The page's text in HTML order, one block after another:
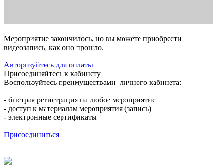
Мероприятие закончилось, но вы можете приобрести
видеозапись, как оно прошло.
Авторизуйтесь для оплаты
Присоединяйтесь к кабинету
Воспользуйтесь преимуществами личного кабинета:
- быстрая регистрация на любое мероприятие
- доступ к материалам мероприятия (запись)
- электронные сертификаты
Присоединиться